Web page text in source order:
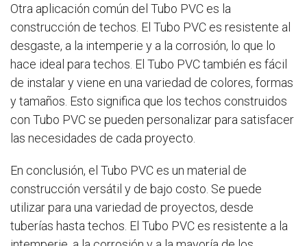
Otra aplicación común del Tubo PVC es la
construcción de techos. El Tubo PVC es resistente al
desgaste, a la intemperie y a la corrosión, lo que lo
hace ideal para techos. El Tubo PVC también es fácil
de instalar y viene en una variedad de colores, formas
y tamaños. Esto significa que los techos construidos
con Tubo PVC se pueden personalizar para satisfacer
las necesidades de cada proyecto.
En conclusión, el Tubo PVC es un material de
construcción versátil y de bajo costo. Se puede
utilizar para una variedad de proyectos, desde
tuberías hasta techos. El Tubo PVC es resistente a la